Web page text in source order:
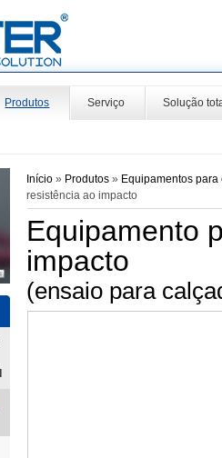
Produtos Serviço Solução
Início » Produtos» Equipamentos
resistência ao impacto
Equipamento
impacto
(ensaio para